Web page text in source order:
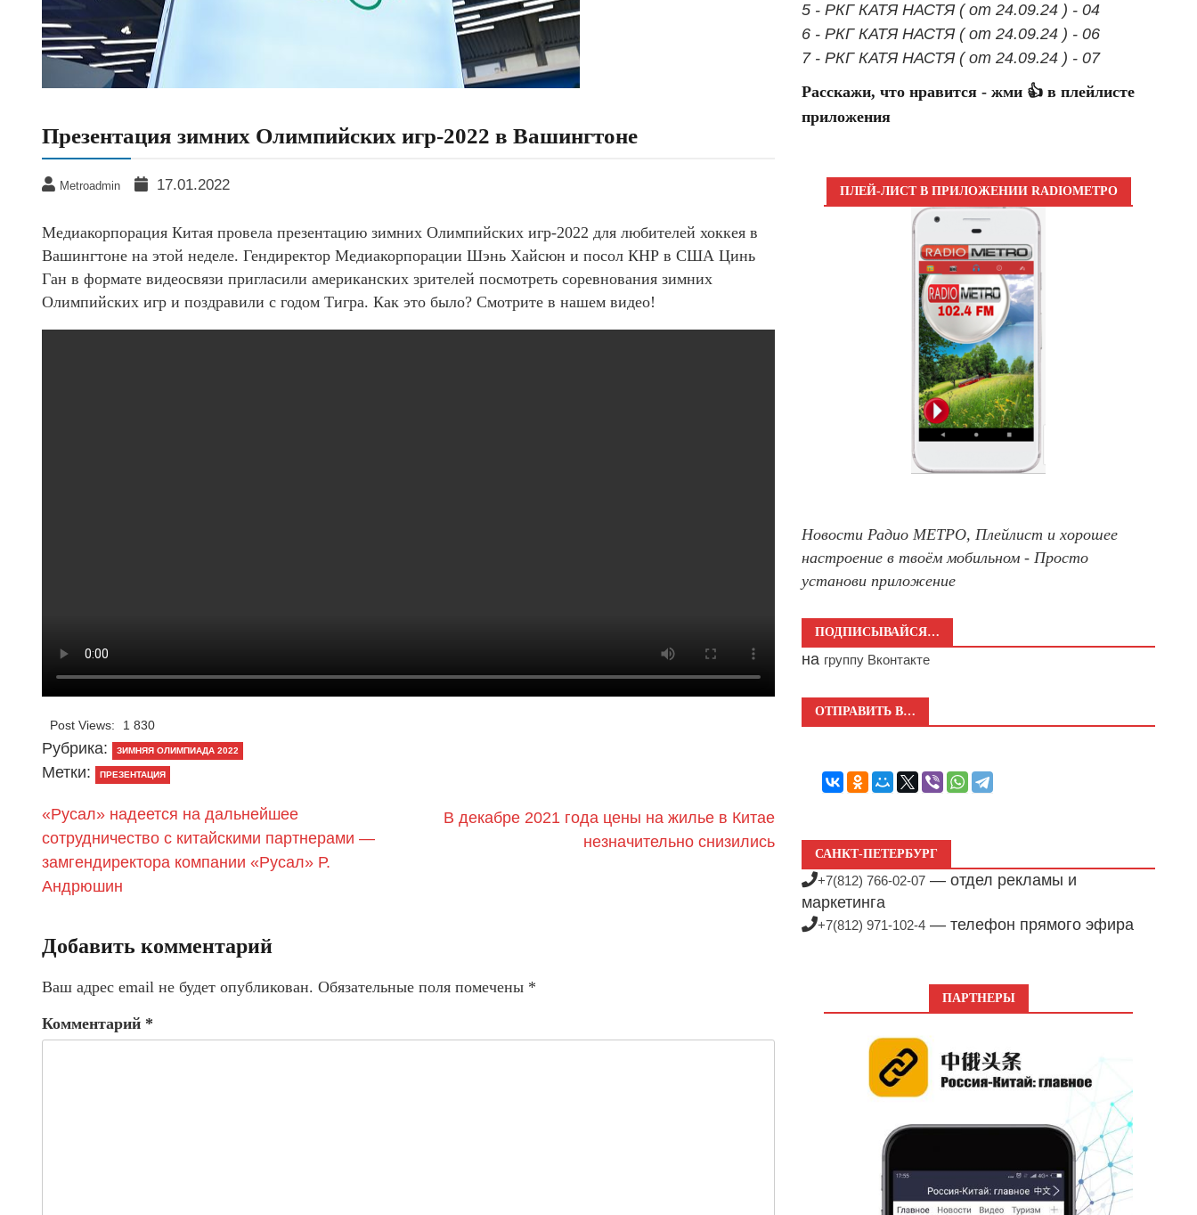
Презентация зимних Олимпийских игр-2022 в Вашингтоне
Metroadmin 17.01.2022
Медиакорпорация Китая провела презентацию зимних Олимпийских игр-2022 для любителей хоккея в
Вашингтоне на этой неделе. Гендиректор Медиакорпорации Шэнь Хайсюн и посол КНР в США Цинь
Ган в формате видеосвязи пригласили американских зрителей посмотреть соревнования зимних
Олимпийских игр и поздравили с годом Тигра. Как это было? Смотрите в нашем видео!
Post Views: 1 830
Рубрика: ЗИМНЯЯ ОЛИМПИАДА 2022
Метки: ПРЕЗЕНТАЦИЯ
«Русал» надеется на дальнейшее
сотрудничество с китайскими партнерами —
замгендиректора компании «Русал» Р.
Андрюшин
В декабре 2021 года цены на жилье в Китае
незначительно снизились
Добавить комментарий
Ваш адрес email не будет опубликован. Обязательные поля помечены *
Комментарий *
5 - РКГ КАТЯ НАСТЯ ( от 24.09.24 ) - 04
6 - РКГ КАТЯ НАСТЯ ( от 24.09.24 ) - 06
7 - РКГ КАТЯ НАСТЯ ( от 24.09.24 ) - 07
Расскажи, что нравится - жми 👍 в плейлисте
приложения
ПЛЕЙ-ЛИСТ В ПРИЛОЖЕНИИ RADIOМЕТРО
Новости Радио МЕТРО, Плейлист и хорошее
настроение в твоём мобильном - Просто
установи приложение
ПОДПИСЫВАЙСЯ…
на группу Вконтакте
ОТПРАВИТЬ В…
САНКТ-ПЕТЕРБУРГ
+7(812) 766-02-07 — отдел рекламы и
маркетинга
+7(812) 971-102-4 — телефон прямого эфира
ПАРТНЕРЫ